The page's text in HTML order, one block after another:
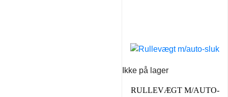
Ikke på lager
RULLEVÆGT M/AUTO-